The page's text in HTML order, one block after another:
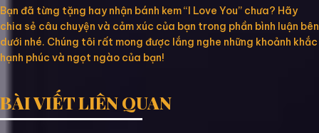
Bạn đã từng tặng hay nhận bánh kem “I Love You” chưa? Hãy
chia sẻ câu chuyện và cảm xúc của bạn trong phần bình luận bên
dưới nhé. Chúng tôi rất mong được lắng nghe những khoảnh khắc
hạnh phúc và ngọt ngào của bạn!
BÀI VIẾT LIÊN QUAN